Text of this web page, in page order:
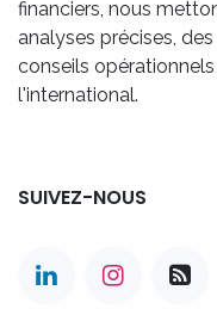
financiers, nous
analyses précises,
conseils
l'international.
SUIVEZ-NOUS